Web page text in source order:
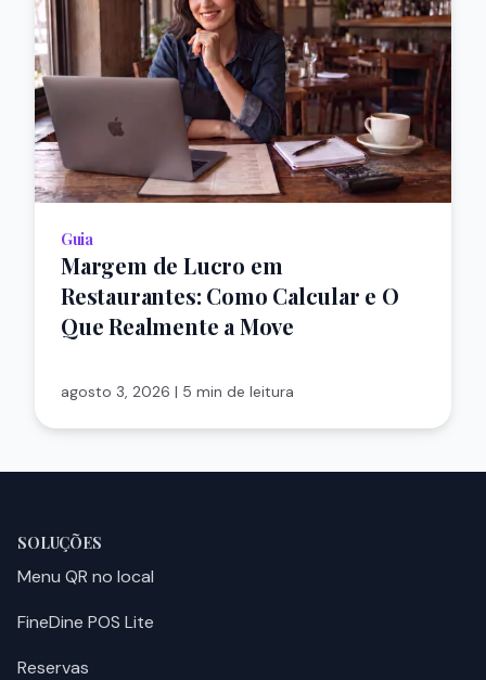
Guia
Margem de Lucro em
Restaurantes: Como Calcular e O
Que Realmente a Move
agosto 3, 2026 | 5 min de leitura
SOLUÇÕES
Menu QR no local
FineDine POS Lite
Reservas